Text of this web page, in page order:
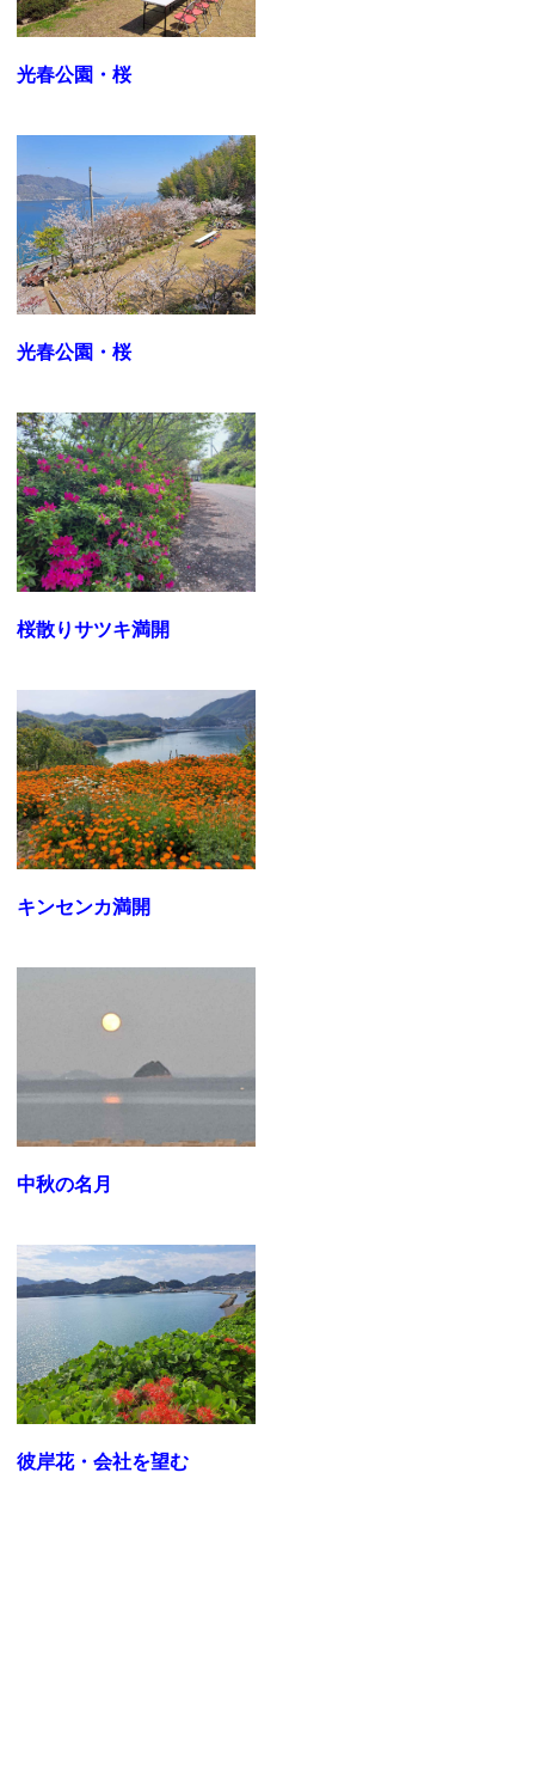
光春公園・桜
光春公園・桜
桜散りサツキ満開
キンセンカ満開
中秋の名月
彼岸花・会社を望む